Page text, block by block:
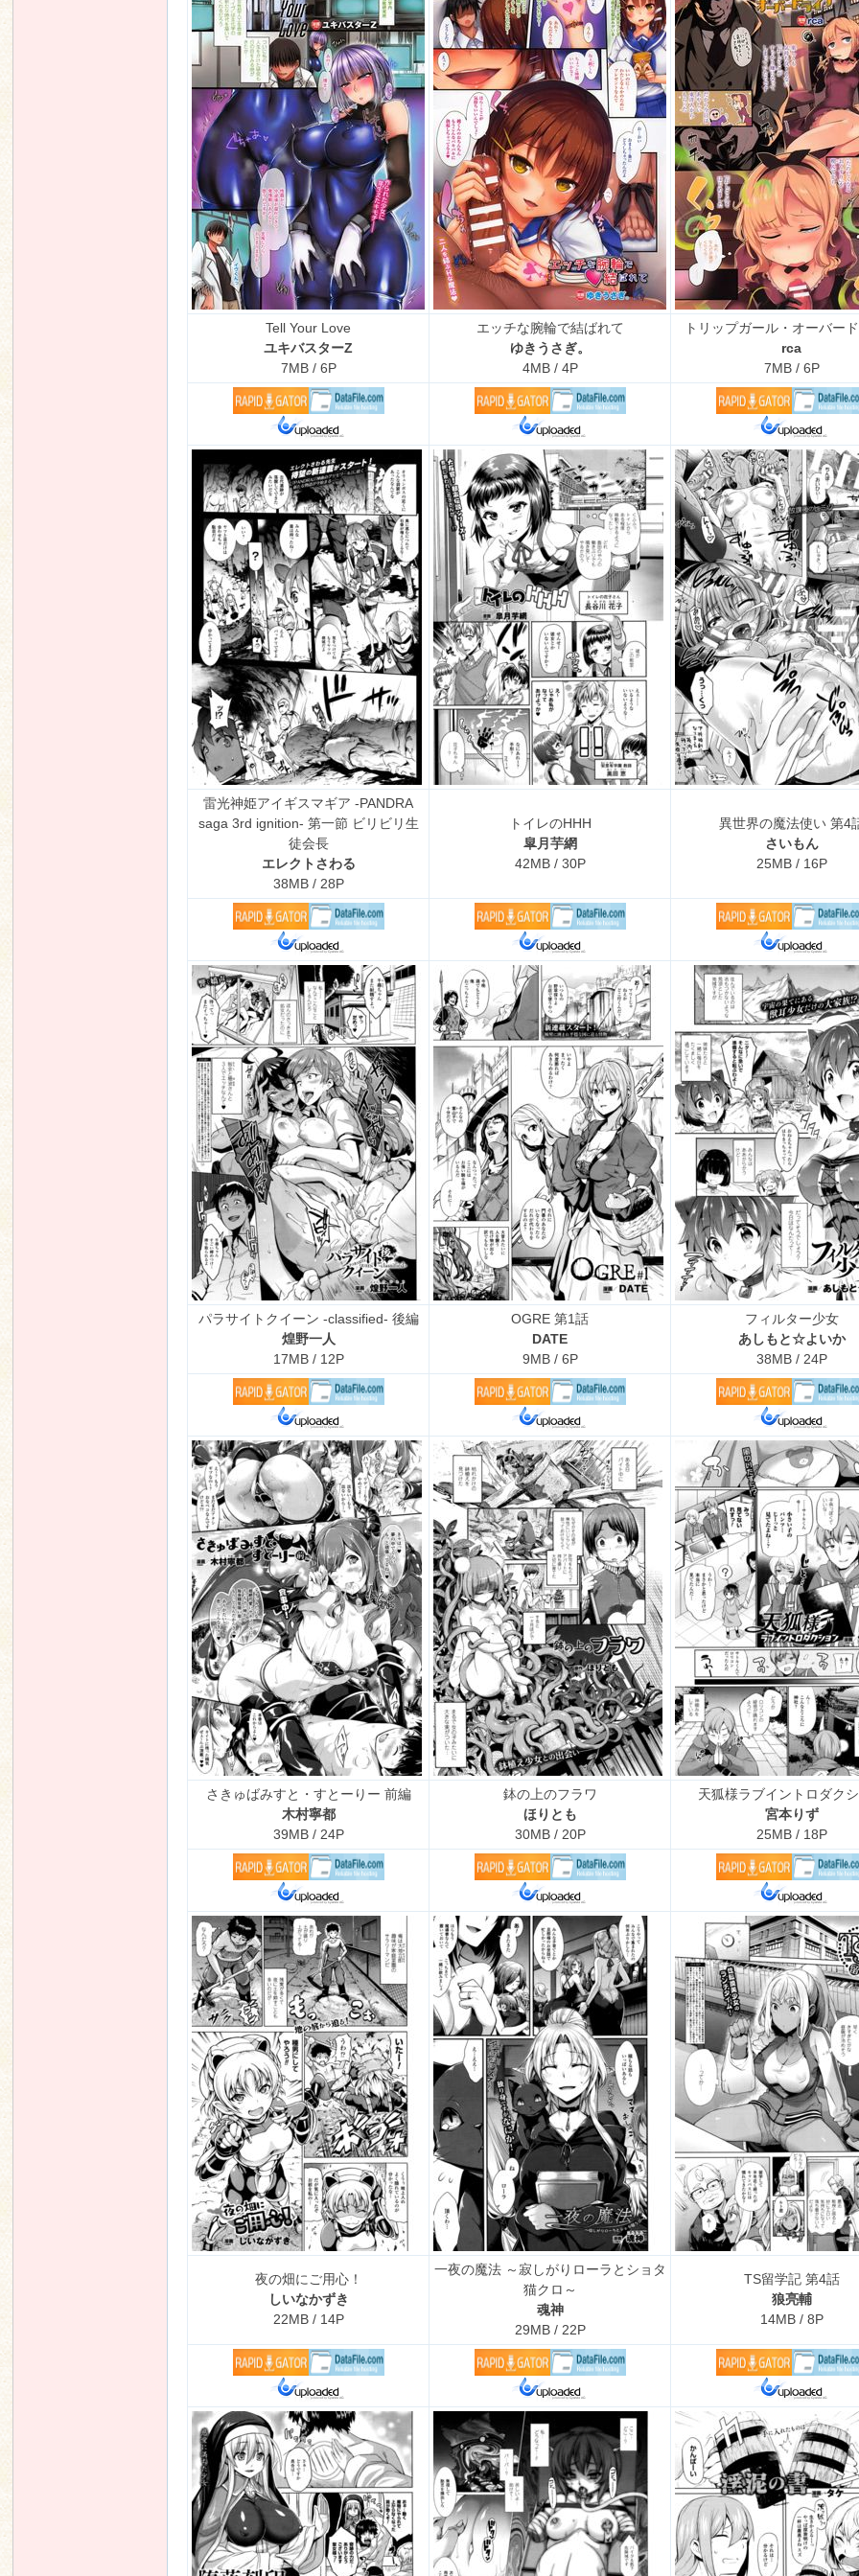
Tell Your Love
ユキバスターZ
7MB / 6P
エッチな腕輪で結ばれて
ゆきうさぎ。
4MB / 4P
トリップガール・オーバー
rca
7MB / 6P
雷光神姫アイギスマギア -PANDRA
saga 3rd ignition- 第一節 ビリビリ生
徒会長
エレクトさわる
38MB / 28P
トイレのHHH
皐月芋網
42MB / 30P
異世界の魔法使い 第4
さいもん
25MB / 16P
パラサイトクイーン -classified- 後編
煌野一人
17MB / 12P
OGRE 第1話
DATE
9MB / 6P
フィルター少女
あしもと☆よいか
38MB / 24P
さきゅばみすと・すとーりー 前編
木村寧都
39MB / 24P
鉢の上のフラワ
ほりとも
30MB / 20P
天狐様ラブイントロダク
宮本りず
25MB / 18P
夜の畑にご用心！
しいなかずき
22MB / 14P
一夜の魔法 ～寂しがりローラとショタ
猫クロ～
魂神
29MB / 22P
TS留学記 第4話
狼亮輔
14MB / 8P